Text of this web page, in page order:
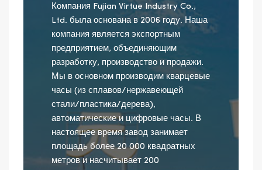
Компания Fujian Virtue Industry Co.,
Ltd. была основана в 2006 году. Наша
компания является экспортным
предприятием, объединяющим
разработку, производство и продажи.
Мы в основном производим кварцевые
часы (из сплавов/нержавеющей
стали/пластика/дерева),
автоматические и цифровые часы. В
настоящее время завод занимает
площадь более 20 000 квадратных
метров и насчитывает 200